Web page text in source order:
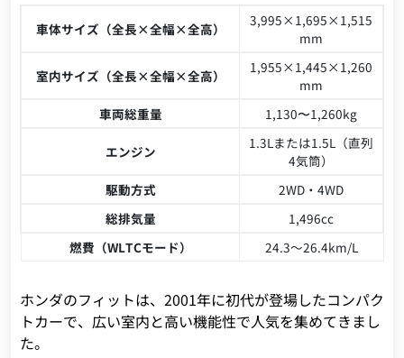
車体サイズ（全長×全幅×全高）
3,995×1,695×1,515
mm
室内サイズ（全長×全幅×全高）
1,955×1,445×1,260
mm
車両総重量
1,130〜1,260kg
エンジン
1.3Lまたは1.5L（直列
4気筒）
駆動方式
2WD・4WD
総排気量
1,496cc
燃費（WLTCモード）
24.3～26.4km/L
ホンダのフィットは、2001年に初代が登場したコンパク
トカーで、広い室内と高い機能性で人気を集めてきまし
た。